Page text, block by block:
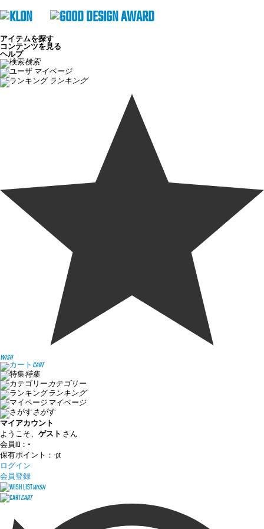
アイテムを探す
コンテンツを見る
ヘルプ
検索
マイページ
ランキング
WISH
CART
特集
カテゴリー
ランキング
マイページ
さがす
マイアカウント
ようこそ、 ゲスト さん
会員ID： -
保有ポイント： -pt
ログイン
会員登録
WISH
CART